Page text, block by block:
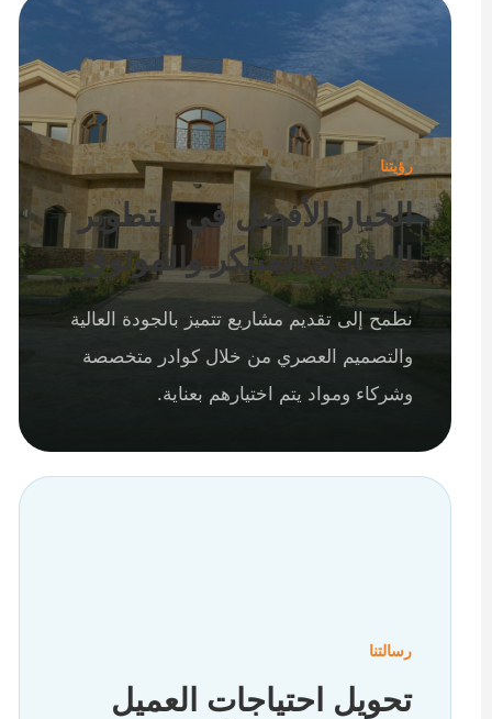
رؤيتنا
الخيار الأفضل في التطوير
العقاري المبتكر والموثوق
نطمح إلى تقديم مشاريع تتميز بالجودة العالية
والتصميم العصري من خلال كوادر متخصصة
وشركاء ومواد يتم اختيارهم بعناية.
رسالتنا
تحويل احتياجات العميل